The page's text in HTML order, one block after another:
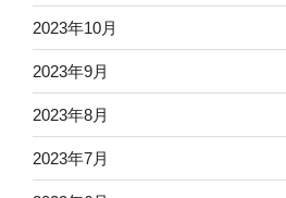
2023年10月
2023年9月
2023年8月
2023年7月